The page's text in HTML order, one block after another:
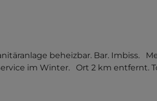
beheizbar. Bar. Imbiss.
im Winter.   Ort 2 km entfernt.